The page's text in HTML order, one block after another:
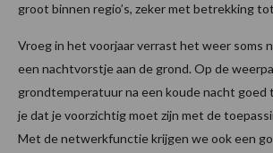
groot binnen regio’s, zeker met betrekking
Vroeg in het voorjaar verrast het weer soms
een nachtvorstje aan de grond. Op de
grondtemperatuur na een koude nacht goed
je dat je voorzichtig moet zijn met de
Met de netwerkfunctie krijgen we ook een